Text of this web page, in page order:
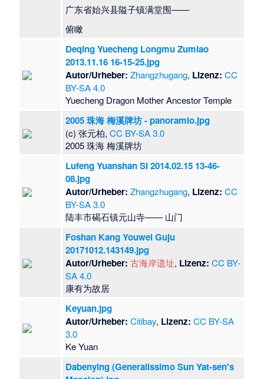
广东省始兴县隘子镇满堂围——
俯瞰
Deqing Yuecheng Longmu Zumiao
2013.11.16 16-15-25.jpg
Autor/Urheber: Zhangzhugang, Lizenz: CC
BY-SA 4.0
Yuecheng Dragon Mother Ancestor Temple
2005 珠海 梅溪牌坊 - panoramio.jpg
(c) 张元柏,CC BY-SA 3.0
2005 珠海 梅溪牌坊
Lufeng Yuanshan Si 2014.02.15 13-46-
08.jpg
Autor/Urheber: Zhangzhugang, Lizenz: CC
BY-SA 3.0
​陆丰市碣石镇元山寺—— 山门
Foshan Kang Youwei Guju
20171012.143149.jpg
Autor/Urheber: 古海岸遗址, Lizenz: CC BY-
SA 4.0
​康有为故居
Keyuan.jpg
Autor/Urheber: Citibay, Lizenz: CC BY-SA
3.0
Ke Yuan
Dabenying (Generalissimo Sun Yat-sen's